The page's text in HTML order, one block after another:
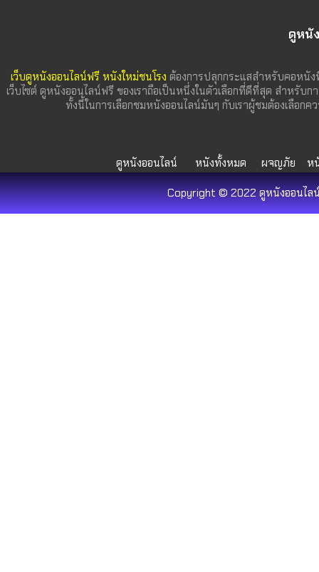
ดูหนั
เว็บดูหนังออนไลน์ฟรี หนังใหม่ชนโรง ต้องการปลุกกระแสสำหรับคอหนั
เว็บไซต์ ดูหนังออนไลน์ฟรี ของเราถือเป็นหนึ่งในตัวเลือกที่ดีที่สุด สำหรับ
ทั้งนี้ในการเลือกชมหนังออนไลน์มันๆ กับเราผู้ชมต้องเลือก
ดูหนังออนไลน์ หนังทั้งหมด ผจญภัย ห
Copyright © 2022 ดูหนังออนไล